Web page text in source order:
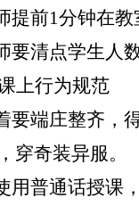
提前1分钟在
要清点学生人
上行为规范
要端庄整齐，
穿奇装异服。
用普通话授课